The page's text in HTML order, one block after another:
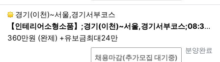
목적, 이용방법 등에 일정한 제한을 가하거나 안정성
확보를 위해 필요한 조치를 마련하도록 요청합니다.
①이용자들이 사전에 동의한 경우
정보통신망법, 전기통신사업법, 신용정
보의 이용 및 보호에 관한 법률 등에서의 다
경기(이천)~서울,경기서부코스
【인테리어소형소품】;경기(이천)~서울,경기서부코스;08:30~15:30 1배송 현지퇴근
360만원 (완제) +유보금최대24만
진행상태
분양완료
상담
채용마감(추가모집 대기중)